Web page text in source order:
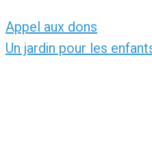
Appel aux dons
Un jardin pour les